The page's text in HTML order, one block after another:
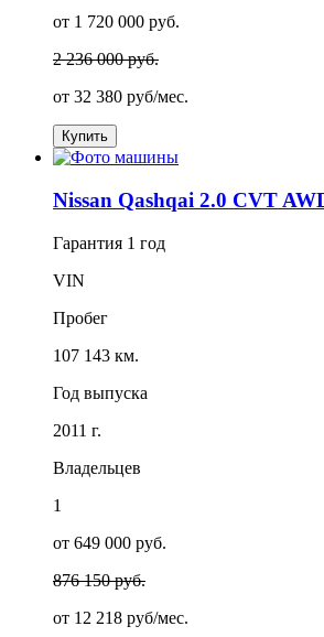
от 1 720 000 руб.
2 236 000 руб.
от 32 380 руб/мес.
Купить
Nissan Qashqai 2.0 CVT
Гарантия 1 год
VIN
Пробег
107 143 км.
Год выпуска
2011 г.
Владельцев
1
от 649 000 руб.
876 150 руб.
от 12 218 руб/мес.